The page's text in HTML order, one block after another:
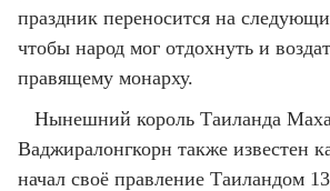
праздник переносится на
чтобы народ мог отдохнуть и
правящему монарху.
Нынешний король Таиланда
Ваджиралонгкорн также известен
начал своё правление Таиландом